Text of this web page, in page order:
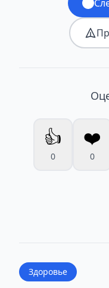
👍
0
❤️
0
Здоровье